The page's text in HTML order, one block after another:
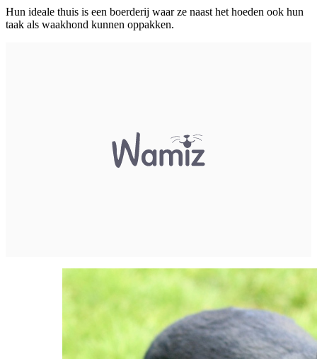
Hun ideale thuis is een boerderij waar ze naast het hoeden ook hun
taak als waakhond kunnen oppakken.